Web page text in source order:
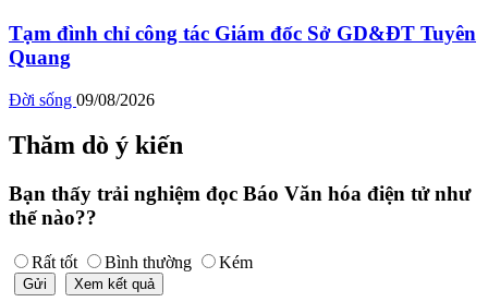
Tạm đình chỉ công tác Giám đốc Sở GD&ĐT Tuyên
Quang
Đời sống 09/08/2026
Thăm dò ý kiến
Bạn thấy trải nghiệm đọc Báo Văn hóa điện tử như
thế nào??
Rất tốt Bình thường Kém
Gửi Xem kết quả